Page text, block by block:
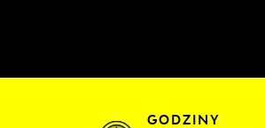
GODZINY